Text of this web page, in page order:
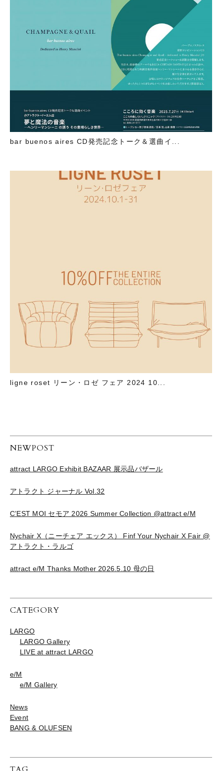
bar buenos aires CD発売記念トーク＆選曲イ...
ligne roset リーン・ロゼ フェア 2024 10...
NEWPOST
attract LARGO Exhibit BAZAAR 展示品バザール
アトラクト ジャーナル Vol.32
C’EST MOI セモア 2026 Summer Collection @attract e/M
Nychair X（ニーチェア エックス） Finf Your Nychair X Fair @
アトラクト・ラルゴ
attract e/M Thanks Mother 2026.5.10 母の日
CATEGORY
LARGO
LARGO Gallery
LIVE at attract LARGO
e/M
e/M Gallery
News
Event
BANG & OLUFSEN